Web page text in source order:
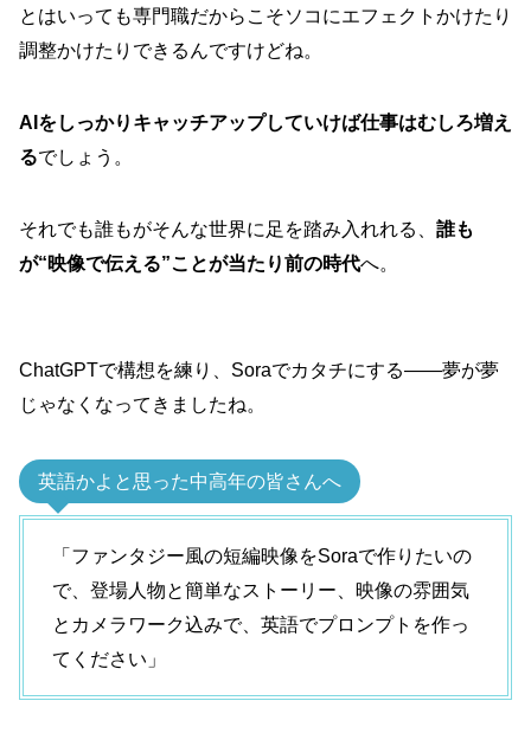
とはいっても専門職だからこそソコにエフェクトかけたり
調整かけたりできるんですけどね。
AIをしっかりキャッチアップしていけば仕事はむしろ増え
るでしょう。
それでも誰もがそんな世界に足を踏み入れれる、 誰も
が“映像で伝える”ことが当たり前の時代へ。
ChatGPTで構想を練り、Soraでカタチにする——夢が夢
じゃなくなってきましたね。
英語かよと思った中高年の皆さんへ
「ファンタジー風の短編映像をSoraで作りたいの
で、登場人物と簡単なストーリー、映像の雰囲気
とカメラワーク込みで、英語でプロンプトを作っ
てください」